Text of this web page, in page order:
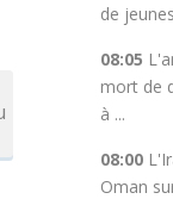
de
08:05
mort de
à ...
08:00
Oman